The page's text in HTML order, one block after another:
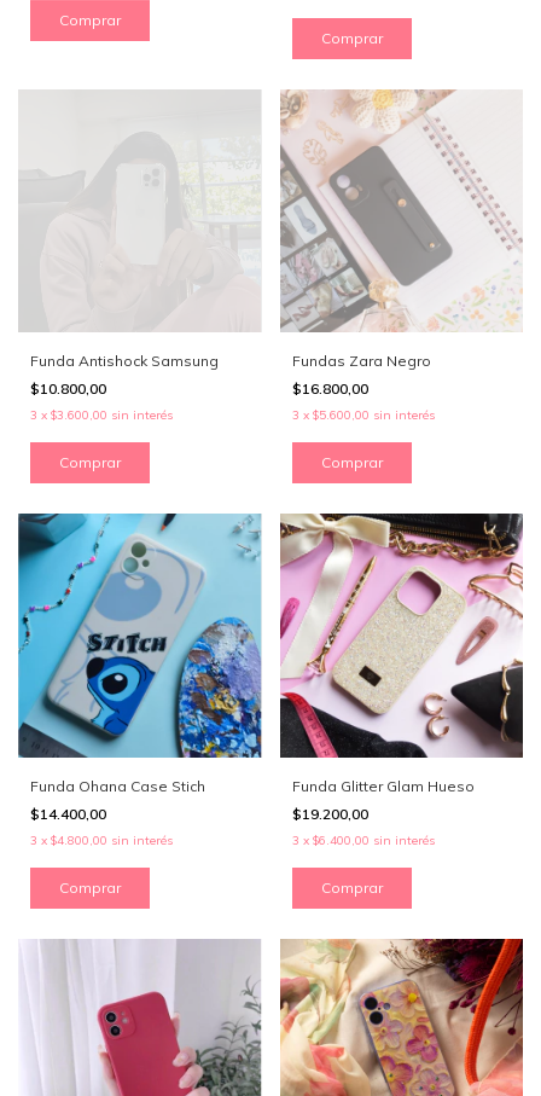
Comprar
Comprar
Funda Antishock Samsung
$10.800,00
3 x $3.600,00 sin interés
Comprar
Fundas Zara Negro
$16.800,00
3 x $5.600,00 sin interés
Comprar
Funda Ohana Case Stich
$14.400,00
3 x $4.800,00 sin interés
Comprar
Funda Glitter Glam Hueso
$19.200,00
3 x $6.400,00 sin interés
Comprar